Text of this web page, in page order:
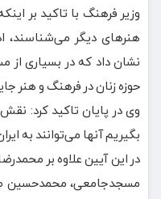
وزیر فرهنگ با تاکید بر
هنرهای دیگر می‌شناسند،
نشان داد که در بسیاری از
حوزه زنان در فرهنگ و هنر
وی در پایان تاکید کرد: نقش
بگیریم آنها می‌توانند به
در این آیین علاوه بر
مسجدجامعی، محمدحسین